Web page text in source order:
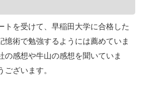
トを受けて、早稲田大学に合格した
憶術で勉強するようには薦めていま
の感想や牛山の感想を聞いていま
ございます。